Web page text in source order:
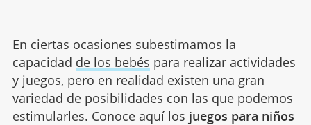
En ciertas ocasiones subestimamos la
capacidad de los bebés para realizar actividades
y juegos, pero en realidad existen una gran
variedad de posibilidades con las que podemos
estimularles. Conoce aquí los juegos para niños